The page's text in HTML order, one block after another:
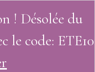
! Désolée du
le code: ETE10